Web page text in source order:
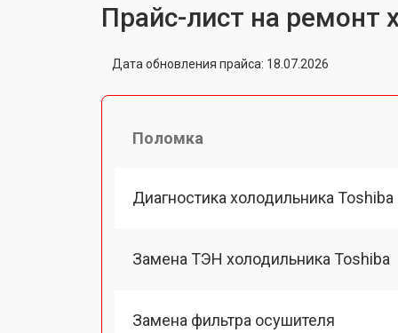
Прайс-лист на ремонт
Дата обновления прайса: 18.07.2026
Поломка
Диагностика холодильника Toshiba
Замена ТЭН холодильника Toshiba
Замена фильтра осушителя